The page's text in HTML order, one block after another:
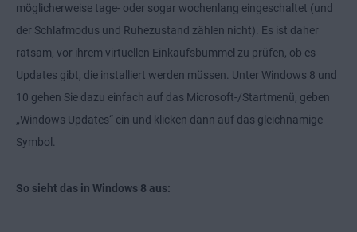
möglicherweise tage- oder sogar wochenlang eingeschaltet (und
der Schlafmodus und Ruhezustand zählen nicht). Es ist daher
ratsam, vor ihrem virtuellen Einkaufsbummel zu prüfen, ob es
Updates gibt, die installiert werden müssen. Unter Windows 8 und
10 gehen Sie dazu einfach auf das Microsoft-/Startmenü, geben
„Windows Updates“ ein und klicken dann auf das gleichnamige
Symbol.
So sieht das in Windows 8 aus: